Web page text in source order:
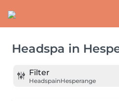
Headspa in
Filter
HeadspainHesperange